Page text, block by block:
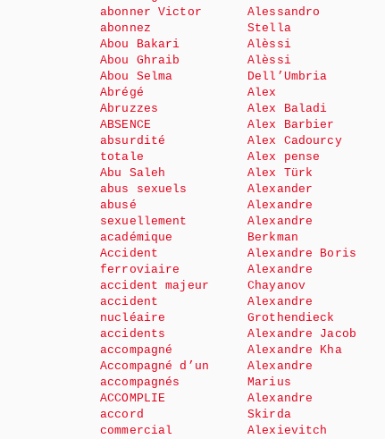
abonner Victor
abonnez
Abou Bakari
Abou Ghraib
Abou Selma
Abrégé
Abruzzes
ABSENCE
absurdité
totale
Abu Saleh
abus sexuels
abusé
sexuellement
académique
Accident
ferroviaire
accident majeur
accident
nucléaire
accidents
accompagné
Accompagné d’un
accompagnés
ACCOMPLIE
accord
commercial
Alessandro
Stella
Alèssi
Alèssi
Dell’Umbria
Alex
Alex Baladi
Alex Barbier
Alex Cadourcy
Alex pense
Alex Türk
Alexander
Alexandre
Alexandre
Berkman
Alexandre Boris
Alexandre
Chayanov
Alexandre
Grothendieck
Alexandre Jacob
Alexandre Kha
Alexandre
Marius
Alexandre
Skirda
Alexievitch